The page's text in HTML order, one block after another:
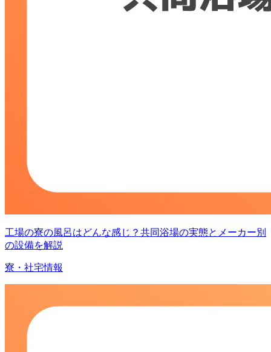
工場の寮の風呂はどんな感じ？共同浴場の実態とメーカー別
の設備を解説
寮・社宅情報